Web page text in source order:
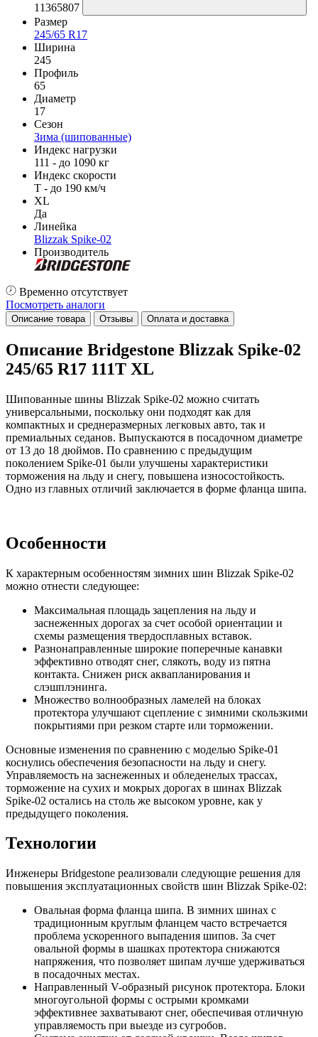
11365807
Размер
245/65 R17
Ширина
245
Профиль
65
Диаметр
17
Сезон
Зима (шипованные)
Индекс нагрузки
111 - до 1090 кг
Индекс скорости
T - до 190 км/ч
XL
Да
Линейка
Blizzak Spike-02
Производитель
Временно отсутствует
Посмотреть аналоги
Описание товара Отзывы Оплата и доставка
Описание Bridgestone Blizzak Spike-02
245/65 R17 111T XL
Шипованные шины Blizzak Spike-02 можно считать
универсальными, поскольку они подходят как для
компактных и среднеразмерных легковых авто, так и
премиальных седанов. Выпускаются в посадочном диаметре
от 13 до 18 дюймов. По сравнению с предыдущим
поколением Spike-01 были улучшены характеристики
торможения на льду и снегу, повышена износостойкость.
Одно из главных отличий заключается в форме фланца шипа.
Особенности
К характерным особенностям зимних шин Blizzak Spike-02
можно отнести следующее:
Максимальная площадь зацепления на льду и
заснеженных дорогах за счет особой ориентации и
схемы размещения твердосплавных вставок.
Разнонаправленные широкие поперечные канавки
эффективно отводят снег, слякоть, воду из пятна
контакта. Снижен риск аквапланирования и
слэшплэнинга.
Множество волнообразных ламелей на блоках
протектора улучшают сцепление с зимними скользкими
покрытиями при резком старте или торможении.
Основные изменения по сравнению с моделью Spike-01
коснулись обеспечения безопасности на льду и снегу.
Управляемость на заснеженных и обледенелых трассах,
торможение на сухих и мокрых дорогах в шинах Blizzak
Spike-02 остались на столь же высоком уровне, как у
предыдущего поколения.
Технологии
Инженеры Bridgestone реализовали следующие решения для
повышения эксплуатационных свойств шин Blizzak Spike-02:
Овальная форма фланца шипа. В зимних шинах с
традиционным круглым фланцем часто встречается
проблема ускоренного выпадения шипов. За счет
овальной формы в шашках протектора снижаются
напряжения, что позволяет шипам лучше удерживаться
в посадочных местах.
Направленный V-образный рисунок протектора. Блоки
многоугольной формы с острыми кромками
эффективнее захватывают снег, обеспечивая отличную
управляемость при выезде из сугробов.